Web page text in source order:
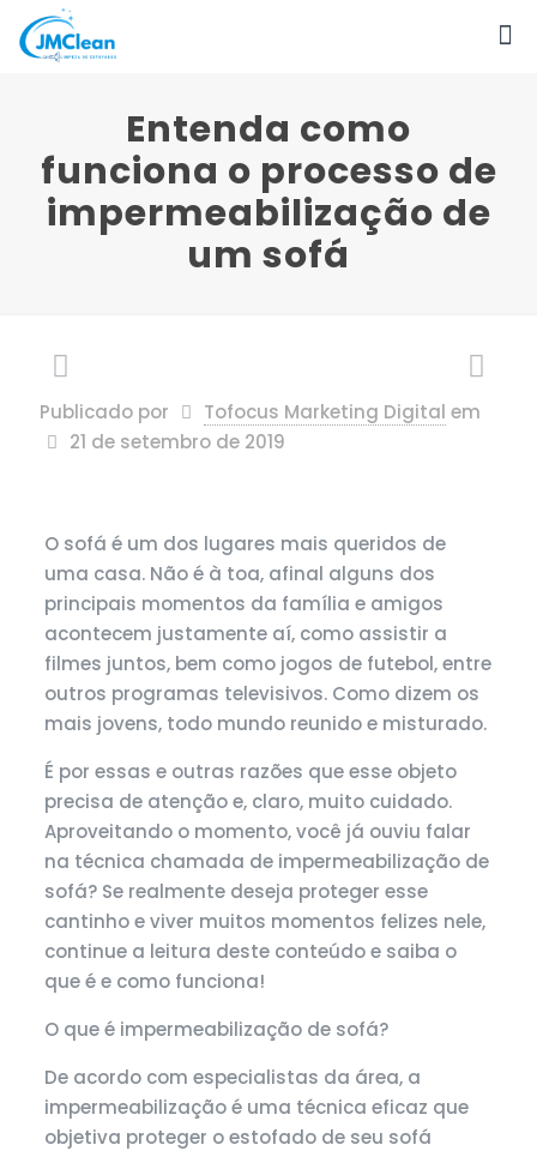
Entenda como
funciona o processo de
impermeabilização de
um sofá
Publicado por Tofocus Marketing Digital em
21 de setembro de 2019
O sofá é um dos lugares mais queridos de
uma casa. Não é à toa, afinal alguns dos
principais momentos da família e amigos
acontecem justamente aí, como assistir a
filmes juntos, bem como jogos de futebol, entre
outros programas televisivos. Como dizem os
mais jovens, todo mundo reunido e misturado.
É por essas e outras razões que esse objeto
precisa de atenção e, claro, muito cuidado.
Aproveitando o momento, você já ouviu falar
na técnica chamada de impermeabilização de
sofá? Se realmente deseja proteger esse
cantinho e viver muitos momentos felizes nele,
continue a leitura deste conteúdo e saiba o
que é e como funciona!
O que é impermeabilização de sofá?
De acordo com especialistas da área, a
impermeabilização é uma técnica eficaz que
objetiva proteger o estofado de seu sofá